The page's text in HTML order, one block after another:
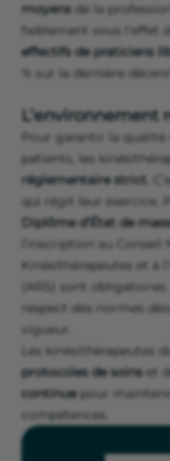
moyens de la
faiblement sous l’effet
effectifs de praticiens
% sur la dernière
L’environnement
Pour garantir la
patients, les
réglementaire strict .
qui régit leur exercice.
Diplôme d’État de
l’inscription au
Kinésithérapeutes et à
(ARS) sont
respect des normes
vigueur.
Les kinésithérapeutes
protocoles de soins et
continuepour
compétences.